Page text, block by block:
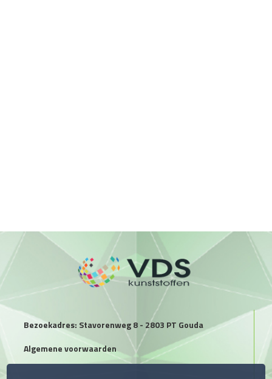
Bezoekadres: Stavorenweg 8 - 2803 PT Gouda
Algemene voorwaarden